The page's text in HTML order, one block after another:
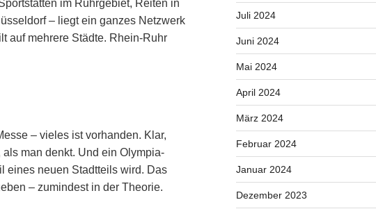
im Ruhrgebiet, Reiten in
– liegt ein ganzes Netzwerk
auf mehrere Städte. Rhein-Ruhr
– vieles ist vorhanden. Klar,
man denkt. Und ein Olympia-
eines neuen Stadtteils wird. Das
– zumindest in der Theorie.
Juli 2024
Juni 2024
Mai 2024
April 2024
März 2024
Februar 2024
Januar 2024
Dezember 2023